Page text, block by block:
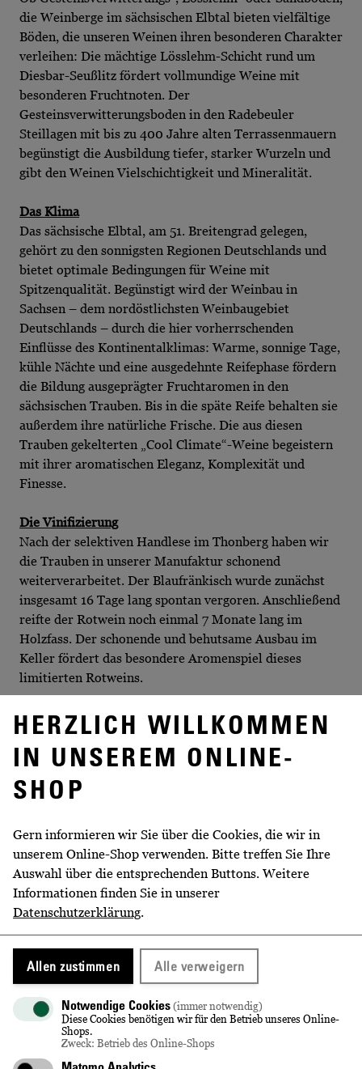
HERZLICH WILLKOMMEN
IN UNSEREM ONLINE-
SHOP
Gern informieren wir Sie über die Cookies, die wir in
unserem Online-Shop verwenden. Bitte treffen Sie Ihre
Auswahl über die entsprechenden Buttons. Weitere
Informationen finden Sie in unserer
Datenschutzerklärung.
Allen zustimmen Alle verweigern
Notwendige Cookies (immer notwendig)
Diese Cookies benötigen wir für den Betrieb unseres Online-
Shops.
Zweck: Betrieb des Online-Shops
die Weinberge im sächsischen Elbtal bieten vielfältige
Böden, die unseren Weinen ihren besonderen Charakter
verleihen: Die mächtige Lösslehm-Schicht rund um
Diesbar-Seußlitz fördert vollmundige Weine mit
besonderen Fruchtnoten. Der
Gesteinsverwitterungsboden in den Radebeuler
Steillagen mit bis zu 400 Jahre alten Terrassenmauern
begünstigt die Ausbildung tiefer, starker Wurzeln und
gibt den Weinen Vielschichtigkeit und Mineralität.
Das Klima
Das sächsische Elbtal, am 51. Breitengrad gelegen,
gehört zu den sonnigsten Regionen Deutschlands und
bietet optimale Bedingungen für Weine mit
Spitzenqualität. Begünstigt wird der Weinbau in
Sachsen – dem nordöstlichsten Weinbaugebiet
Deutschlands – durch die hier vorherrschenden
Einflüsse des Kontinentalklimas: Warme, sonnige Tage,
kühle Nächte und eine ausgedehnte Reifephase fördern
die Bildung ausgeprägter Fruchtaromen in den
sächsischen Trauben. Bis in die späte Reife behalten sie
außerdem ihre natürliche Frische. Die aus diesen
Trauben gekelterten „Cool Climate“-Weine begeistern
mit ihrer aromatischen Eleganz, Komplexität und
Finesse.
Die Vinifizierung
Nach der selektiven Handlese im Thonberg haben wir
die Trauben in unserer Manufaktur schonend
weiterverarbeitet. Der Blaufränkisch wurde zunächst
insgesamt 16 Tage lang spontan vergoren. Anschließend
reifte der Rotwein noch einmal 7 Monate lang im
Holzfass. Der schonende und behutsame Ausbau im
Keller fördert das besondere Aromenspiel dieses
limitierten Rotweins.
Für besten Genuss empfehlen wir eine Trinktemperatur
von 16 bis 18 °C.
WEITERE INFORMATIONEN
Volumen 0,75 l
Rebsorte Blaufränkisch
Jahrgang 2022
Qualitätsstufe Deutscher Qualitätswein
Geschmack trocken